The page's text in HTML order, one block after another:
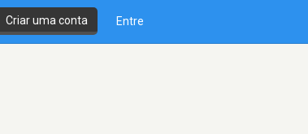
Criar uma conta Entre